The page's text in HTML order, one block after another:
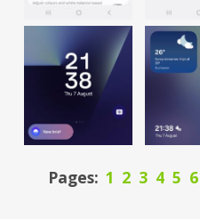
Pages: 1 2 3 4 5 6